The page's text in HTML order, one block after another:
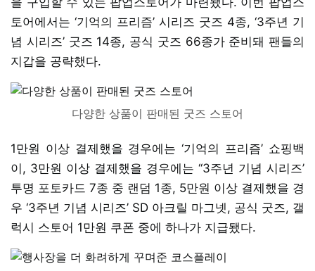
토어에서는 ‘기억의 프리즘’ 시리즈 굿즈 4종, ‘3주년 기
념 시리즈’ 굿즈 14종, 공식 굿즈 66종가 준비돼 팬들의
지갑을 공략했다.
다양한 상품이 판매된 굿즈 스토어
1만원 이상 결제했을 경우에는 ‘기억의 프리즘’ 쇼핑백
이, 3만원 이상 결제했을 경우에는 ‘‘3주년 기념 시리즈’
투명 포토카드 7종 중 랜덤 1종, 5만원 이상 결제했을 경
우 ‘3주년 기념 시리즈’ SD 아크릴 마그넷, 공식 굿즈, 갤
럭시 스토어 1만원 쿠폰 중에 하나가 지급됐다.